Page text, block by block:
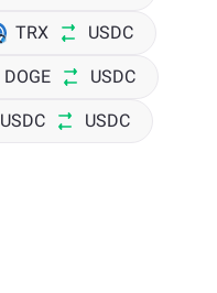
TRX USDC
DOGE USDC
USDC USDC